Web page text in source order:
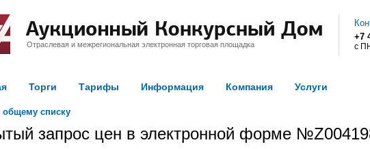
Отраслевая и межрегиональная электронная торговая площадка
+7
с
Торги Тарифы Информация Компания Услуги
общему списку
запрос цен в электронной форме